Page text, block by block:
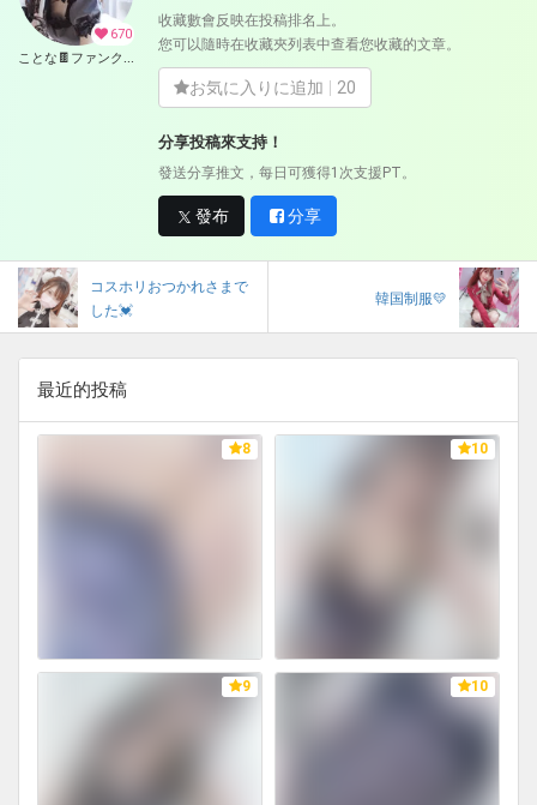
670
ことな🍫ファンクラブ (ことな🍫)
收藏數會反映在投稿排名上。
您可以隨時在收藏夾列表中查看您收藏的文章。
お気に入りに追加 20
分享投稿來支持！
發送分享推文，每日可獲得1次支援PT。
發布 分享
コスホリおつかれさまで
した💓
韓国制服💛
最近的投稿
8 10
9 10